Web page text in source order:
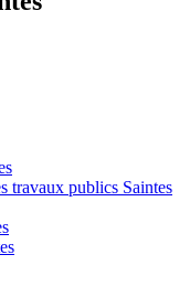
travaux publics Saintes